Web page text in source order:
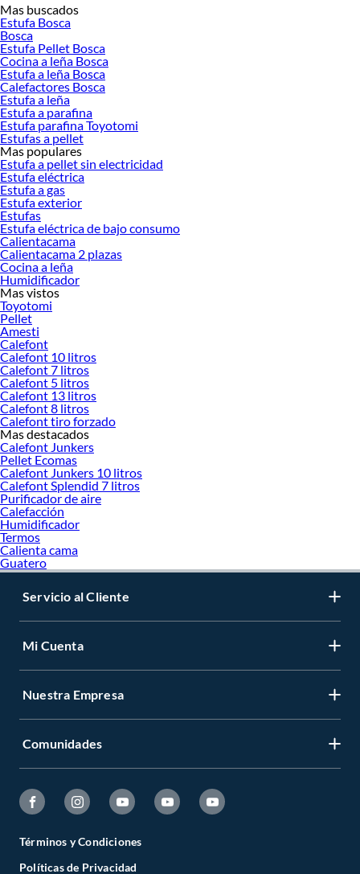
Desde remodelaciones hasta proyectos de decoración, estamos aquí para hacer
tus ideas realidad. ¡Visítanos y encuentra todo lo que tenemos para ofrecerte en
Estufas Gas!
Explora la variedad de productos de Estufas Gas en Sodimac
Herramientas, materiales y accesorios de calidad para tus proyectos y
renovación de espacios. ¡Visítanos y descubre todo lo que tenemos para
ofrecerte!
Encuentra una amplia variedad de productos de Estufas Gas en Sodimac.
Encuentra todo lo necesario para tus proyectos de renovación y decoración.
¡Visítanos y haz tus ideas realidad!
Mas buscados
Estufa Bosca
Bosca
Estufa Pellet Bosca
Cocina a leña Bosca
Estufa a leña Bosca
Calefactores Bosca
Estufa a leña
Estufa a parafina
Estufa parafina Toyotomi
Estufas a pellet
Mas populares
Estufa a pellet sin electricidad
Estufa eléctrica
Estufa a gas
Estufa exterior
Estufas
Estufa eléctrica de bajo consumo
Calientacama
Calientacama 2 plazas
Cocina a leña
Humidificador
Mas vistos
Toyotomi
Pellet
Amesti
Calefont
Calefont 10 litros
Calefont 7 litros
Calefont 5 litros
Calefont 13 litros
Calefont 8 litros
Calefont tiro forzado
Mas destacados
Calefont Junkers
Pellet Ecomas
Calefont Junkers 10 litros
Calefont Splendid 7 litros
Purificador de aire
Calefacción
Humidificador
Termos
Calienta cama
Guatero
Servicio al Cliente
Mi Cuenta
Nuestra Empresa
Comunidades
Términos y Condiciones
Políticas de Privacidad